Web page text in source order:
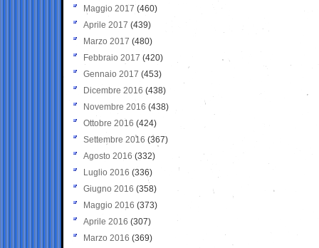
Maggio 2017 (460)
Aprile 2017 (439)
Marzo 2017 (480)
Febbraio 2017 (420)
Gennaio 2017 (453)
Dicembre 2016 (438)
Novembre 2016 (438)
Ottobre 2016 (424)
Settembre 2016 (367)
Agosto 2016 (332)
Luglio 2016 (336)
Giugno 2016 (358)
Maggio 2016 (373)
Aprile 2016 (307)
Marzo 2016 (369)